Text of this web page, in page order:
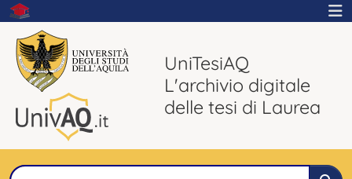
UniTesiAQ
L'archivio digitale
delle tesi di Laurea